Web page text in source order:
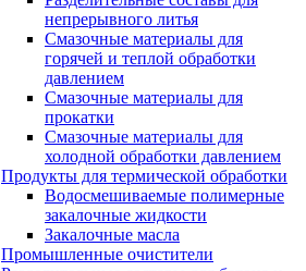
непрерывного литья
Смазочные материалы для
горячей и теплой обработки
давлением
Смазочные материалы для
прокатки
Смазочные материалы для
холодной обработки давлением
Продукты для термической обработки
Водосмешиваемые полимерные
закалочные жидкости
Закалочные масла
Промышленные очистители